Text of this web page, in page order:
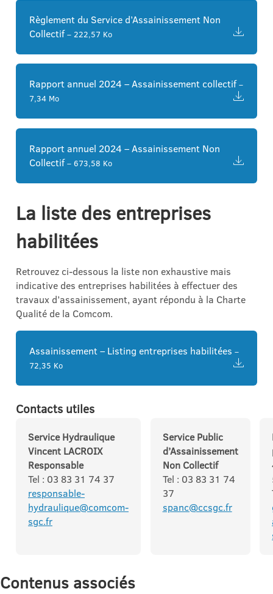
Règlement du Service d’Assainissement Non
Collectif – 222,57 Ko
Rapport annuel 2024 – Assainissement collectif –
7,34 Mo
Rapport annuel 2024 – Assainissement Non
Collectif – 673,58 Ko
La liste des entreprises
habilitées
Retrouvez ci-dessous la liste non exhaustive mais
indicative des entreprises habilitées à effectuer des
travaux d’assainissement, ayant répondu à la Charte
Qualité de la Comcom.
Assainissement – Listing entreprises habilitées –
72,35 Ko
Contacts utiles
Service Hydraulique
Vincent LACROIX
Responsable
Tel : 03 83 31 74 37
responsable-
hydraulique@comcom-
sgc.fr
Service Public
d’Assainissement
Non Collectif
Tel : 03 83 31 74
37
spanc@ccsgc.fr
Contenus associés